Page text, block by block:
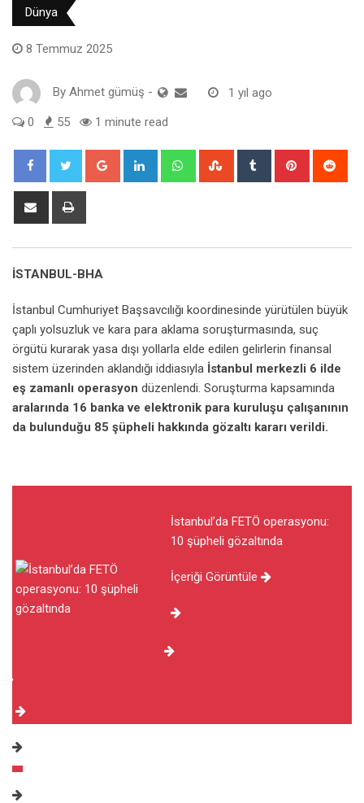
Dünya
8 Temmuz 2025
By Ahmet gümüş - 1 yıl ago
0 55 1 minute read
Google+ LinkedIn WhatsappStumbleUpon
Tumblr Pinterest
Share
İSTANBUL-BHA
İstanbul Cumhuriyet Başsavcılığı koordinesinde yürütülen büyük
çaplı yolsuzluk ve kara para aklama soruşturmasında, suç
örgütü kurarak yasa dışı yollarla elde edilen gelirlerin finansal
sistem üzerinden aklandığı iddiasıyla İstanbul merkezli 6 ilde
eş zamanlı operasyon düzenlendi. Soruşturma kapsamında
aralarında 16 banka ve elektronik para kuruluşu çalışanının
da bulunduğu 85 şüpheli hakkında gözaltı kararı verildi.
İstanbul’da FETÖ operasyonu:
10 şüpheli gözaltında
İçeriği Görüntüle